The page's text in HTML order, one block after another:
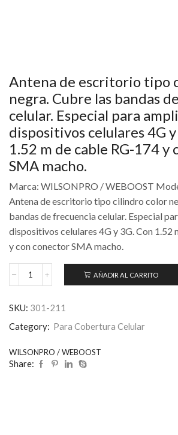
Antena de escritorio tipo
negra. Cubre las bandas
celular. Especial para
dispositivos celulares 4G y
1.52 m de cable RG-174 y
SMA macho.
Marca: WILSONPRO / WEBOOST
Antena de escritorio tipo cilindro color
bandas de frecuencia celular. Especial
dispositivos celulares 4G y 3G. Con 1.52
y con conector SMA macho.
AÑADIR AL CARRITO
SKU: 301-211
Category: Para Cobertura Celular
WILSONPRO / WEBOOST
Share: